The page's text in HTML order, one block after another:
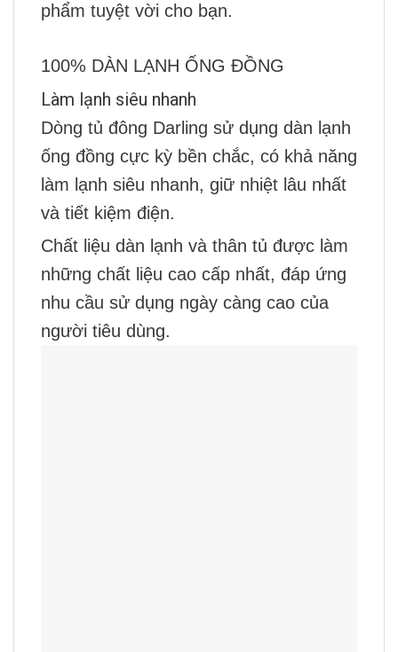
phẩm tuyệt vời cho bạn.
100% DÀN LẠNH ỐNG ĐỒNG
Làm lạnh siêu nhanh
Dòng tủ đông Darling sử dụng dàn lạnh
ống đồng cực kỳ bền chắc, có khả năng
làm lạnh siêu nhanh, giữ nhiệt lâu nhất
và tiết kiệm điện.
Chất liệu dàn lạnh và thân tủ được làm
những chất liệu cao cấp nhất, đáp ứng
nhu cầu sử dụng ngày càng cao của
người tiêu dùng.